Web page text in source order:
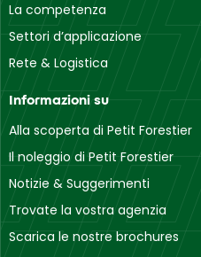
La competenza
Settori d’applicazione
Rete & Logistica
Informazioni su
Alla scoperta di Petit Forestier
Il noleggio di Petit Forestier
Notizie & Suggerimenti
Trovate la vostra agenzia
Scarica le nostre brochures